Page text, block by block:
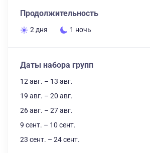
Продолжительность
2 дня 1 ночь
Даты набора групп
12 авг. – 13 авг.
19 авг. – 20 авг.
26 авг. – 27 авг.
9 сент. – 10 сент.
23 сент. – 24 сент.